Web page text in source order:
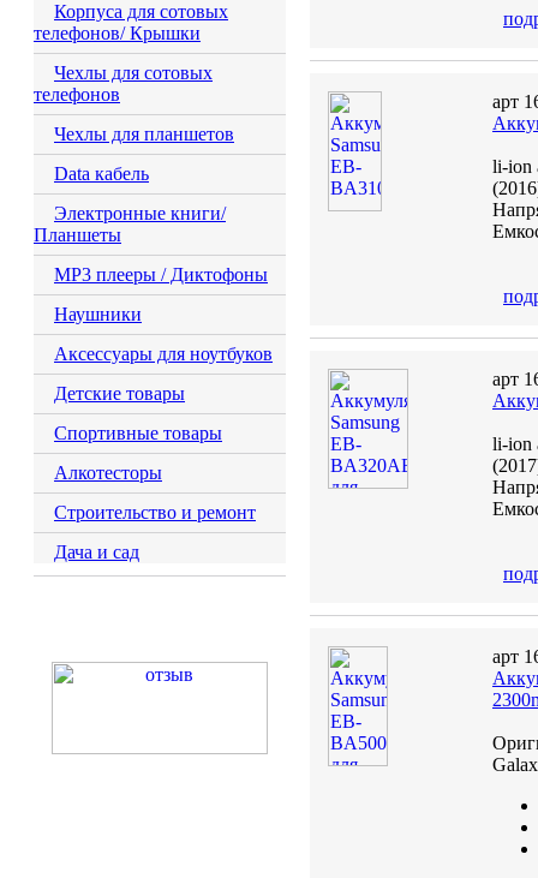
Корпуса для сотовых
телефонов/ Крышки
Чехлы для сотовых
телефонов
Чехлы для планшетов
Data кабель
Электронные книги/
Планшеты
MP3 плееры / Диктофоны
Наушники
Аксессуары для ноутбуков
Детские товары
Спортивные товары
Алкотесторы
Строительство и ремонт
Дача и сад
арт
li-ion
арт
li-ion
арт